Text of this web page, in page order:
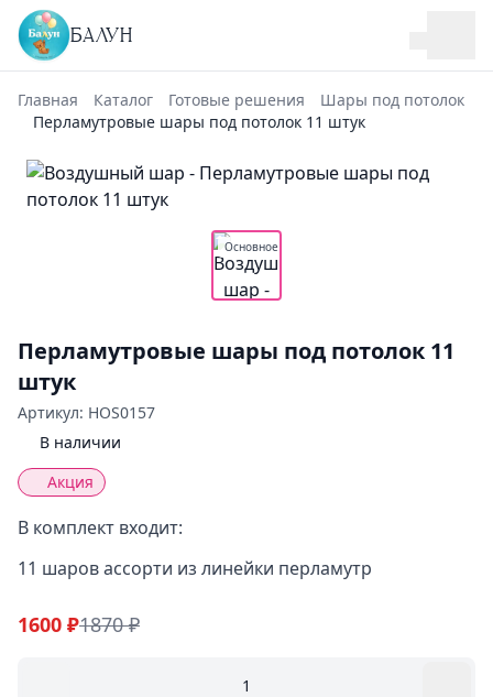
БАЛУН
Главная Каталог Готовые решения
Шары под потолок
Перламутровые шары под потолок 11 штук
Основное
Перламутровые шары под потолок 11
штук
Артикул: HOS0157
В наличии
Акция
В комплект входит:
11 шаров ассорти из линейки перламутр
1600 ₽1870 ₽
1